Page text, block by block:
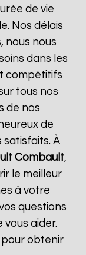
de vie
Nos délais
nous nous
dans les
compétitifs
tous nos
de nos
de
satisfaits. À
Combault,
le meilleur
à votre
questions
vous aider.
pour obtenir